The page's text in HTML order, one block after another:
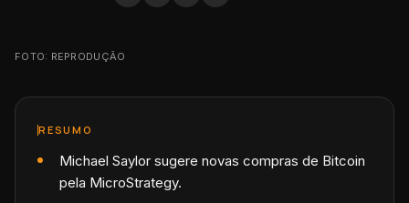
FOTO: REPRODUÇÃO
RESUMO
Michael Saylor sugere novas compras de Bitcoin
pela MicroStrategy.